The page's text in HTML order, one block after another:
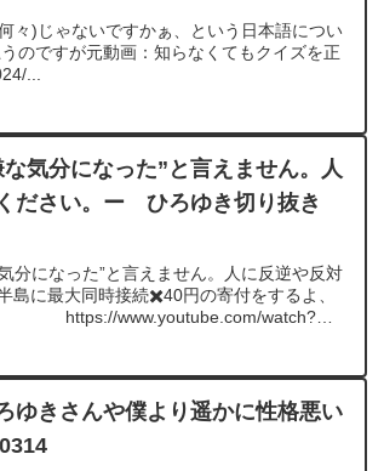
々)じゃないですかぁ、という日本語につい
のですが元動画：知らなくてもクイズを正
...
気分になった”と言えません。人
ださい。ー ひろゆき切り抜き
になった”と言えません。人に反逆や反対
島に最大同時接続✖️40円の寄付をするよ、
https://www.youtube.com/watch?
hiroyuki-ziten.com/できるだけ、多くの
で、使いやすいと感じて頂けたら、いい
ゆきさんや僕より遥かに性格悪い